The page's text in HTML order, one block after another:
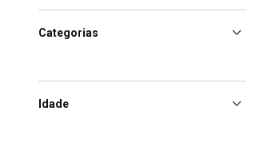
Categorias
Idade